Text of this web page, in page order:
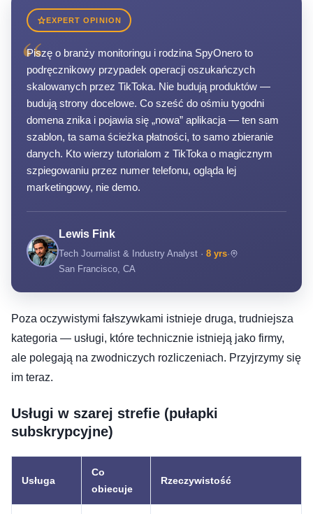
EXPERT OPINION
“
Piszę o branży monitoringu i rodzina SpyOnero to
podręcznikowy przypadek operacji oszukańczych
skalowanych przez TikToka. Nie budują produktów —
budują strony docelowe. Co sześć do ośmiu tygodni
domena znika i pojawia się „nowa” aplikacja — ten sam
szablon, ta sama ścieżka płatności, to samo zbieranie
danych. Kto wierzy tutorialom z TikToka o magicznym
szpiegowaniu przez numer telefonu, ogląda lej
marketingowy, nie demo.
Lewis Fink
Tech Journalist & Industry Analyst · 8 yrs·
San Francisco, CA
Poza oczywistymi fałszywkami istnieje druga, trudniejsza
kategoria — usługi, które technicznie istnieją jako firmy,
ale polegają na zwodniczych rozliczeniach. Przyjrzymy się
im teraz.
Usługi w szarej strefie (pułapki
subskrypcyjne)
Usługa
Co
obiecuje
Rzeczywistość